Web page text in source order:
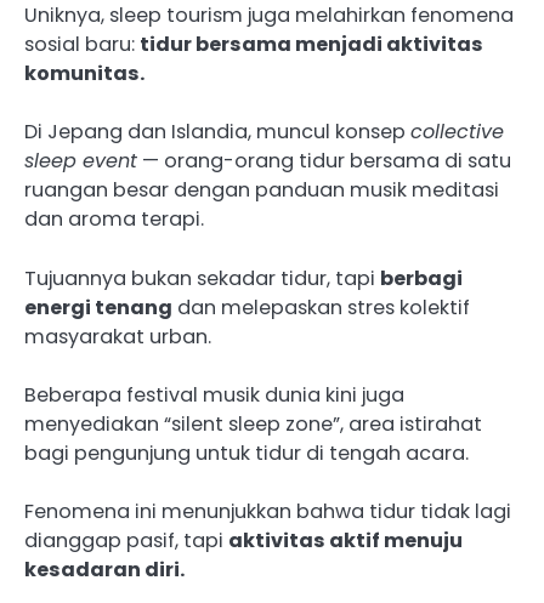
Uniknya, sleep tourism juga melahirkan fenomena
sosial baru: tidur bersama menjadi aktivitas
komunitas.
Di Jepang dan Islandia, muncul konsep collective
sleep event — orang-orang tidur bersama di satu
ruangan besar dengan panduan musik meditasi
dan aroma terapi.
Tujuannya bukan sekadar tidur, tapi berbagi
energi tenang dan melepaskan stres kolektif
masyarakat urban.
Beberapa festival musik dunia kini juga
menyediakan “silent sleep zone”, area istirahat
bagi pengunjung untuk tidur di tengah acara.
Fenomena ini menunjukkan bahwa tidur tidak lagi
dianggap pasif, tapi aktivitas aktif menuju
kesadaran diri.